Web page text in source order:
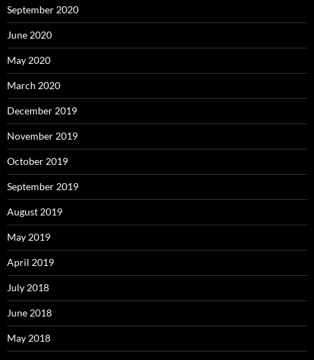
September 2020
June 2020
May 2020
March 2020
December 2019
November 2019
October 2019
September 2019
August 2019
May 2019
April 2019
July 2018
June 2018
May 2018